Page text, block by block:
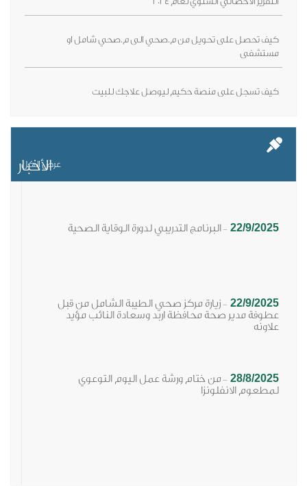
كيف تحصل على تحويل من م.صحي الى م.صحي شامل او
مستشفى
كيف تسجل على منصة حكيم ليوصل علاجك للبيت
الأخبار
عرض الكل
22/9/2025
-البرنامج التدريبي لدورة الوقاية الصحية
22/9/2025
-زيارة مركز صحي الطيبة الشامل من قبل
عطوفة مدير صحة محافظة اربد وسعادة النائب مؤيد
28/8/2025
-من ختام ورشة عمل اليوم التوعوي
لمطعوم الانفلونزا